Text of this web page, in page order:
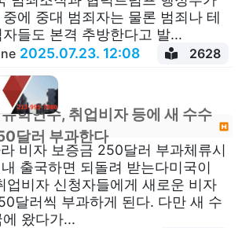
에 중대 범죄자는 물론 범죄나 테
들도 본격 추방한다고 발...
2025.07.23. 12:08 2628
학연수, 취업비자 등에 새 수수
달러 부과한다
비자 보증금 250달러 부과체류시
출국하면 되돌려 받는다미국이
업비자 신청자들에게 새로운 비자
달러씩 부과하게 된다. 다만 새 수
왔다가...